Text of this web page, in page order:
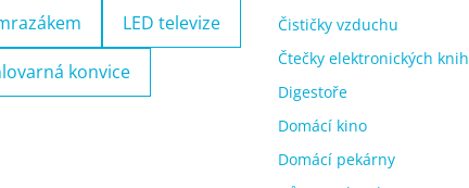
LED televize
konvice
Čističky vzduchu
Čtečky elektronických knih
Digestoře
Domácí kino
Domácí pekárny